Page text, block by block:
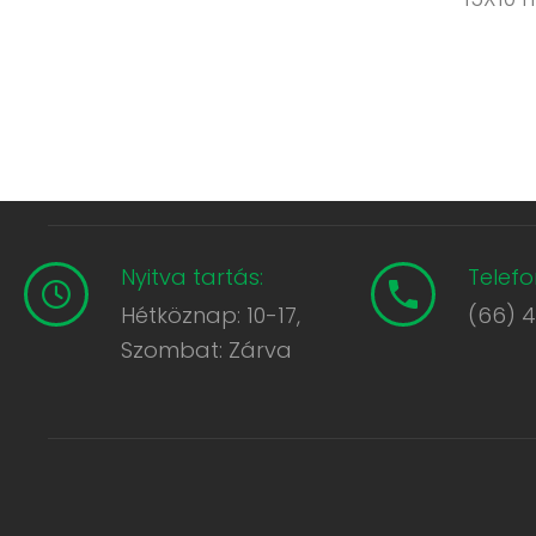
Nyitva tartás:
Hétköznap: 10-17,
Szombat: Zárva
(66)